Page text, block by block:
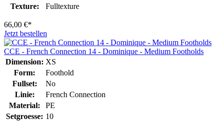
Texture:
Fulltexture
66,00 €*
Jetzt bestellen
CCE - French Connection 14 - Dominique - Medium Footholds
Dimension: XS
Form:
Foothold
Fullset:
No
Linie:
French Connection
Material:
PE
Setgroesse: 10